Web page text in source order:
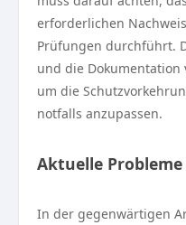
erforderlichen
Prüfungen durchführt.
und die
um die
notfalls anzupassen.
Aktuelle
In der gegenwärtigen